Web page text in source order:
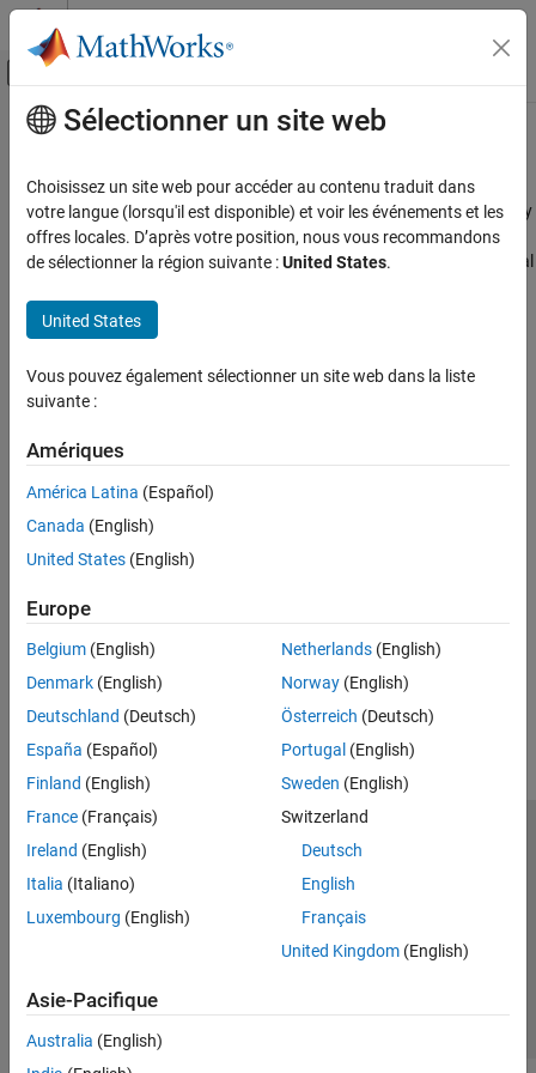
Passer au contenu
Activer/désactiver l'affichage du menu
Accueil de la documentation
Raspberry Pi Blockset
Catégorie
Communication
Sensors
Environmental Sensors
IMU Sensors
Ranging Sensors
Multimedia
PWM and Servo Control
File System and Shell Operations
Event Scheduling and Interrupt Handling
Contenu principal
Sensors
Connect and acquire data from sensors interfaced with Raspberry
Pi®hardware
Configure sensor blocks and objects to read and measure physical
sensors connected to Raspberry Pi hardware. Use these physical
properties in various application–based examples.
Categories
Sensors connected to Raspberry Pi hardware that measure
environmental parameters
IMU Sensors
Sensors connected to Raspberry Pi hardware that track motion
Ranging Sensors
distance
How useful was this information?
Sélectionner un site web
Choisissez un site web pour accéder au contenu traduit dans
votre langue (lorsqu'il est disponible) et voir les événements et les
offres locales. D’après votre position, nous vous recommandons
de sélectionner la région suivante :United States.
United States
Vous pouvez également sélectionner un site web dans la liste
suivante :
Amériques
América Latina (Español)
Canada (English)
United States (English)
Europe
Belgium (English)
Denmark (English)
Deutschland (Deutsch)
España (Español)
Finland (English)
France (Français)
Ireland (English)
Italia (Italiano)
Luxembourg (English)
Netherlands(English)
Norway(English)
Österreich (Deutsch)
Portugal (English)
Sweden (English)
Switzerland
Deutsch
English
Français
United Kingdom(English)
Asie-Pacifique
Australia (English)
Trust Center
Politique de confidentialité
Lutte anti-piratage
Statut des applications
© 1994-2026 The MathWorks, Inc.